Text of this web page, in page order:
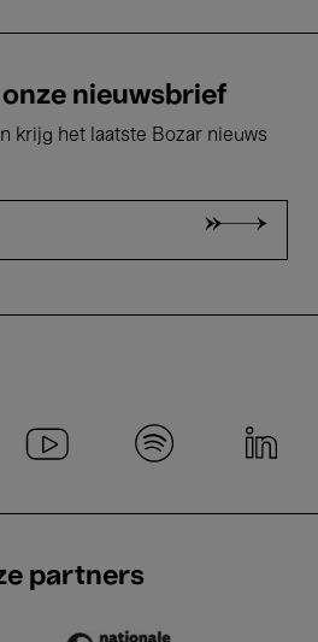
nieuwsbrief
krijg het laatste Bozar nieuws
partners